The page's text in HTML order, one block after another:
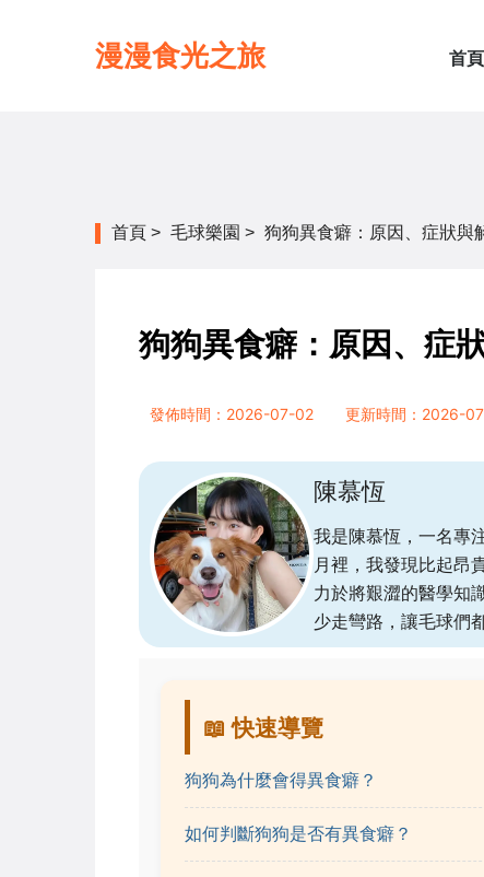
漫漫食光之旅 首頁
首頁 > 毛球樂園 > 狗狗異食癖：原因、症狀與
狗狗異食癖：原因、症
發佈時間：2026-07-02 更新時間：2026-
陳慕恆
我是陳慕恆，一名專
月裡，我發現比起昂
力於將艱澀的醫學知
少走彎路，讓毛球們
📖 快速導覽
狗狗為什麼會得異食癖？
如何判斷狗狗是否有異食癖？